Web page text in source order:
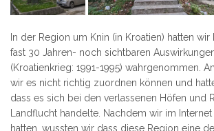
In der Region um Knin (in Kroatien) hatten
fast 30 Jahren- noch sichtbaren
(Kroatienkrieg: 1991-1995) wahrgenommen.
wir es nicht richtig zuordnen können und
dass es sich bei den verlassenen Höfen und
Landflucht handelte. Nachdem wir im
hatten, wussten wir dass diese Region eine